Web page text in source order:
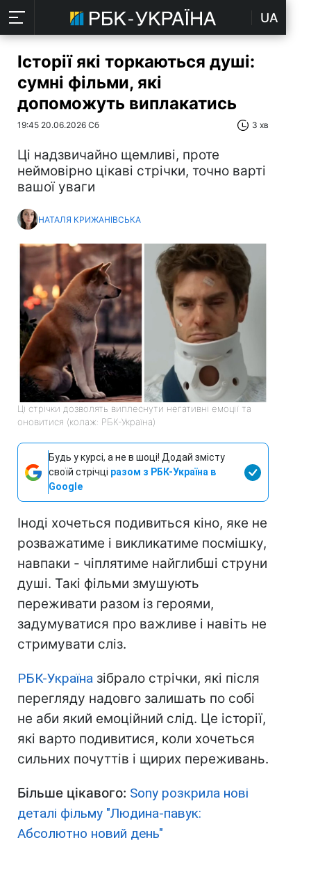
UA
Історії які торкаються душі:
сумні фільми, які
допоможуть виплакатись
19:45 20.06.2026 Сб 3 хв
Ці надзвичайно щемливі, проте
неймовірно цікаві стрічки, точно варті
вашої уваги
НАТАЛЯ КРИЖАНІВСЬКА
Ці стрічки дозволять виплеснути негативні емоції та
оновитися (колаж: РБК-Україна)
Будь у курсі, а не в шоці! Додай змісту
своїй стрічці разом з РБК-Україна в
Google
Іноді хочеться подивиться кіно, яке не
розважатиме і викликатиме посмішку,
навпаки - чіплятиме найглибші струни
душі. Такі фільми змушують
переживати разом із героями,
задумуватися про важливе і навіть не
стримувати сліз.
РБК-Україна зібрало стрічки, які після
перегляду надовго залишать по собі
не аби який емоційний слід. Це історії,
які варто подивитися, коли хочеться
сильних почуттів і щирих переживань.
Більше цікавого: Sony розкрила нові
деталі фільму "Людина-павук:
Абсолютно новий день"